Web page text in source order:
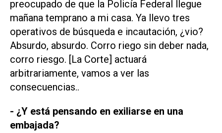
preocupado de que la Policía Federal llegue
mañana temprano a mi casa. Ya llevo tres
operativos de búsqueda e incautación, ¿vio?
Absurdo, absurdo. Corro riego sin deber nada,
corro riesgo. [La Corte] actuará
arbitrariamente, vamos a ver las
consecuencias..
- ¿Y está pensando en exiliarse en una
embajada?